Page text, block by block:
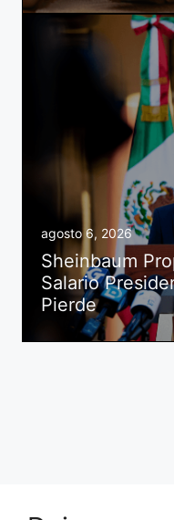
agosto 6, 2026
Sheinbaum
Salario
Pierde